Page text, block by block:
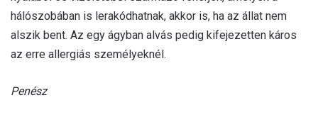
hálószobában is lerakódhatnak, akkor is, ha az állat nem
alszik bent. Az egy ágyban alvás pedig kifejezetten káros
az erre allergiás személyeknél.
Penész